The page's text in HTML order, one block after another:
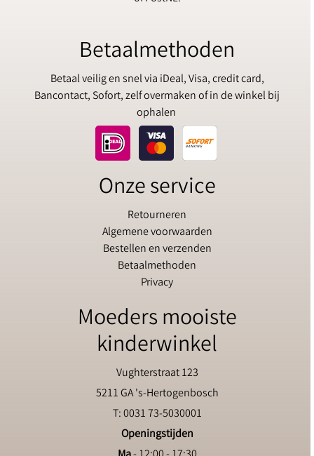
Betaalmethoden
Betaal veilig en snel via iDeal, Visa, credit card,
Bancontact, Sofort, zelf overmaken of in de winkel bij
ophalen
Onze service
Retourneren
Algemene voorwaarden
Bestellen en verzenden
Betaalmethoden
Privacy
Moeders mooiste
kinderwinkel
Vughterstraat 123
5211 GA 's-Hertogenbosch
T: 0031 73-5030001
Openingstijden